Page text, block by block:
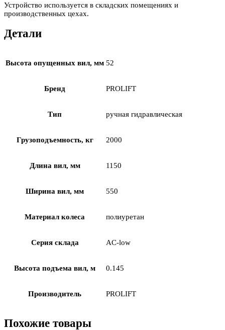
Устройство используется в складских помещениях и
производственных цехах.
Детали
Высота опущенных вил, мм 52
Бренд PROLIFT
Тип ручная гидравлическая
Грузоподъемность, кг 2000
Длина вил, мм 1150
Ширина вил, мм 550
Материал колеса полиуретан
Серия склада AC-low
Высота подъема вил, м 0.145
Производитель PROLIFT
Похожие товары